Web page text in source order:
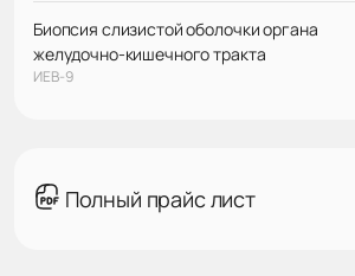
Биопсия слизистой оболочки органа
желудочно-кишечного тракта
ИЕВ-9
Полный прайс лист